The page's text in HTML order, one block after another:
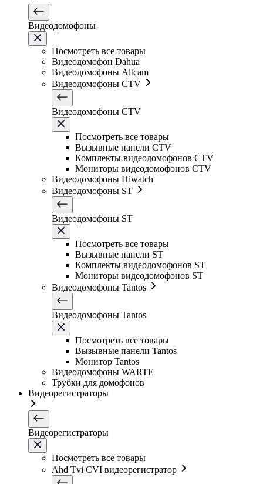
Видеодомофоны
Посмотреть все товары
Видеодомофон Dahua
Видеодомофоны Altcam
Видеодомофоны CTV
Видеодомофоны CTV
Посмотреть все товары
Вызывные панели CTV
Комплекты видеодомофонов CTV
Мониторы видеодомофонов CTV
Видеодомофоны Hiwatch
Видеодомофоны ST
Видеодомофоны ST
Посмотреть все товары
Вызывные панели ST
Комплекты видеодомофонов ST
Мониторы видеодомофонов ST
Видеодомофоны Tantos
Видеодомофоны Tantos
Посмотреть все товары
Вызывные панели Tantos
Монитор Tantos
Видеодомофоны WARTE
Трубки для домофонов
Видеорегистраторы
Видеорегистраторы
Посмотреть все товары
Ahd Tvi CVI видеорегистратор